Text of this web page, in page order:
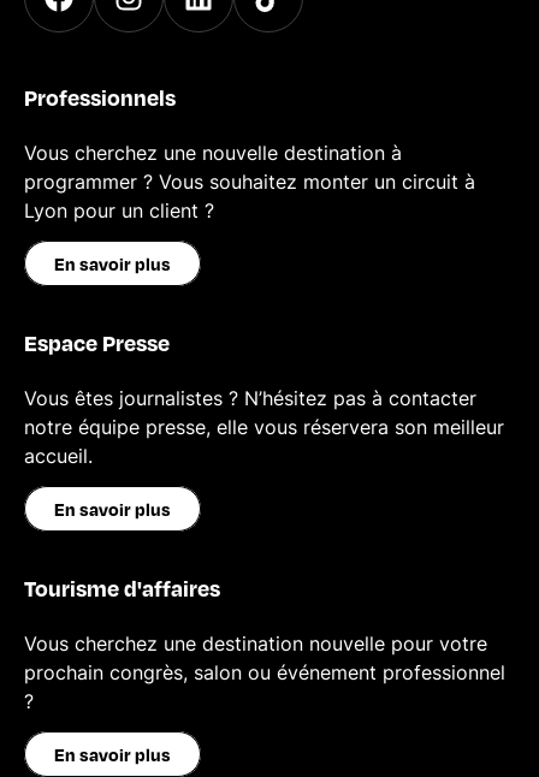
Professionnels
Vous cherchez une nouvelle destination à
programmer ? Vous souhaitez monter un circuit à
Lyon pour un client ?
En savoir plus
Espace Presse
Vous êtes journalistes ? N’hésitez pas à contacter
notre équipe presse, elle vous réservera son meilleur
accueil.
En savoir plus
Tourisme d'affaires
Vous cherchez une destination nouvelle pour votre
prochain congrès, salon ou événement professionnel
?
En savoir plus